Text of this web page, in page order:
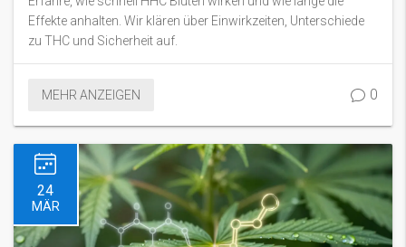
Effekte anhalten. Wir klären über Einwirkzeiten, Unterschiede
zu THC und Sicherheit auf.
MEHR ANZEIGEN 0
24
MÄR